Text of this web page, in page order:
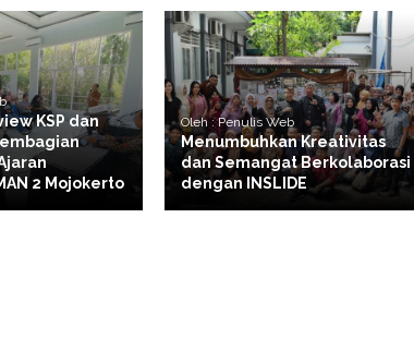
KSP dan
2 Mojokerto
Oleh : Penulis Web
Menumbuhkan Kreativitas
dan Semangat Berkolaborasi
dengan INSLIDE